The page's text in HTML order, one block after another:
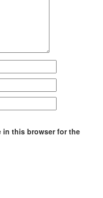
in this browser for the